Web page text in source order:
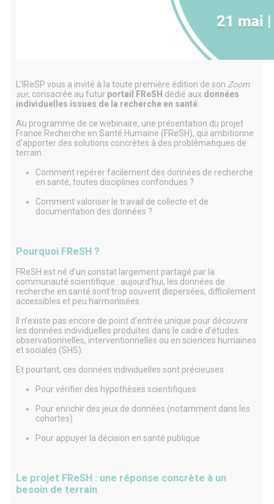
L’IReSP vous a invité à la toute première édition de son Zoom
sur, consacrée au futur portail FReSH dédié aux données
individuelles issues de la recherche en santé.
Au programme de ce webinaire, une présentation du projet
France Recherche en Santé Humaine (FReSH), qui ambitionne
d’apporter des solutions concrètes à des problématiques de
terrain :
Comment repérer facilement des données de recherche
en santé, toutes disciplines confondues ?
Comment valoriser le travail de collecte et de
documentation des données ?
Pourquoi FReSH ?
FReSH est né d’un constat largement partagé par la
communauté scientifique : aujourd’hui, les données de
recherche en santé sont trop souvent dispersées, difficilement
accessibles et peu harmonisées.
Il n’existe pas encore de point d’entrée unique pour découvrir
les données individuelles produites dans le cadre d’études
observationnelles, interventionnelles ou en sciences humaines
et sociales (SHS).
Et pourtant, ces données individuelles sont précieuses :
Pour vérifier des hypothèses scientifiques
Pour enrichir des jeux de données (notamment dans les
cohortes)
Pour appuyer la décision en santé publique
Le projet FReSH : une réponse concrète à un
besoin de terrain